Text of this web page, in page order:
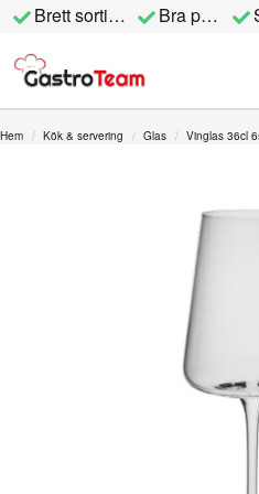
Brett sortiment Bra priser
Hem Kök & servering Glas Vinglas 36cl